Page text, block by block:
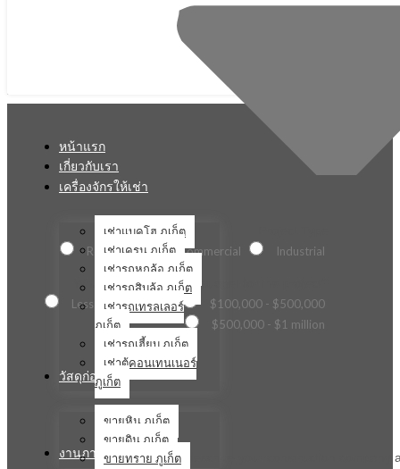
Residential
Commercial Industrial
What is the estimated budget for the project?
Less than $100,000
$100,000 - $500,000
$500,000 - $1 million
Briefly describe your construction company
หน้าแรก
เกี่ยวกับเรา
เครื่องจักรให้เช่า
เช่าแบคโฮ ภูเก็ต
เช่าเครน ภูเก็ต
เช่ารถหกล้อ ภูเก็ต
เช่ารถสิบล้อ ภูเก็ต
เช่ารถเทรลเลอร์
ภูเก็ต
เช่ารถเฮี้ยบ ภูเก็ต
เช่าตู้คอนเทนเนอร์
ภูเก็ต
วัสดุก่อสร้าง
ขายหิน ภูเก็ต
ขายดิน ภูเก็ต
ขายทราย ภูเก็ต
งานภาคสนาม